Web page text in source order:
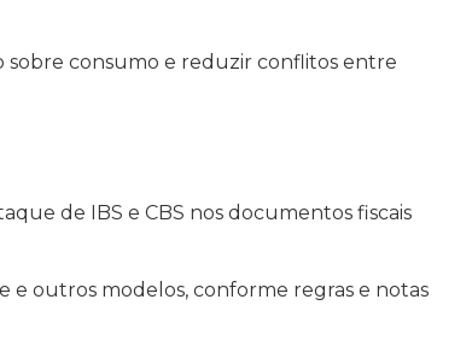
sobre consumo e reduzir conflitos entre
de IBS e CBS nos documentos fiscais
e outros modelos, conforme regras e notas